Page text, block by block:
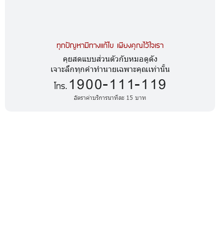
ทุกปัญหามีทางแก้ไข เพียงคุณไว้ใจเรา
คุยสดแบบส่วนตัวกับหมอดูดัง
เจาะลึกทุกคำทำนายเฉพาะคุณเท่านั้น
โทร. 1900-111-119
อัตราค่าบริการนาทีละ 15 บาท